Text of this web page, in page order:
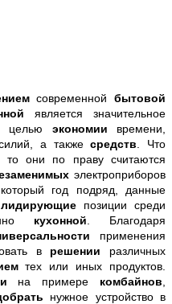
современнойбытовой
является значительное
целью экономии времени,
а такжесредств . Что
то они по праву считаются
электроприборов
год подряд, данные
лидирующие позиции среди
кухонной . Благодаря
применения
в решении различных
тех или иных продуктов.
на примере комбайнов
нужное устройство в